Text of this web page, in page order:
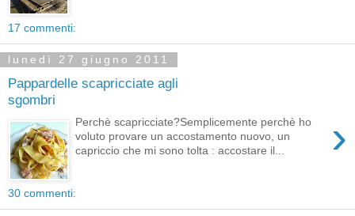
17 commenti:
lunedì 27 giugno 2011
Pappardelle scapricciate agli
sgombri
›
Perchè scapricciate?Semplicemente perchè ho
voluto provare un accostamento nuovo, un
capriccio che mi sono tolta : accostare il...
30 commenti: